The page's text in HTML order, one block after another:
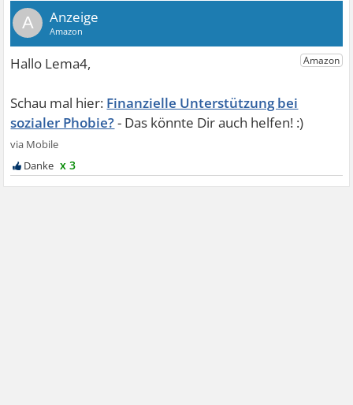
A
Finanzielle Unterstützung bei
sozialer Phobie?
x 3